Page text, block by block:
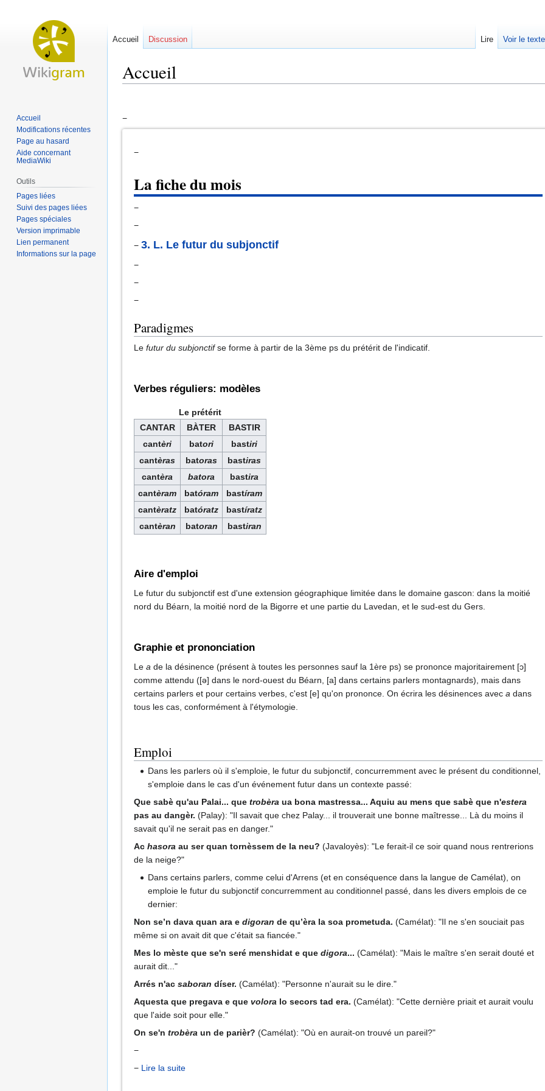
Accueil
la
la
−
−
La fiche du mois
−
−
−3. L. Le futur du subjonctif
−
−
−
Paradigmes
Lefutur du subjonctifse forme à partir de la 3ème ps du prétérit de l'indicatif.
Verbes réguliers: modèles
Le prétérit
CANTAR
BÀTER
BASTIR
cantèri batori bastiri
cantèras batoras bastiras
cantèra batora bastira
cantèram batóram bastíram
cantèratz batóratz bastíratz
cantèran batoran bastiran
Aire d'emploi
Le futur du subjonctif est d'une extension géographique limitée dans le domaine gascon: dans la moitié
nord du Béarn, la moitié nord de la Bigorre et une partie du Lavedan, et le sud-est du Gers.
Graphie et prononciation
Lea de la désinence (présent à toutes les personnes sauf la 1ère ps) se prononce majoritairement [ɔ]
comme attendu ([ə] dans le nord-ouest du Béarn, [a] dans certains parlers montagnards), mais dans
certains parlers et pour certains verbes, c'est [e] qu'on prononce. On écrira les désinences aveca dans
tous les cas, conformément à l'étymologie.
Emploi
Dans les parlers où il s'emploie, le futur du subjonctif, concurremment avec le présent du conditionnel,
s'emploie dans le cas d'un événement futur dans un contexte passé:
Que sabè qu'au Palai... quetrobèra ua bona mastressa... Aquiu au mens que sabè que n'estera
pas au dangèr. (Palay): "Il savait que chez Palay... il trouverait une bonne maîtresse... Là du moins il
savait qu'il ne serait pas en danger."
Achasora au ser quan tornèssem de la neu? (Javaloyès): "Le ferait-il ce soir quand nous rentrerions
de la neige?"
Dans certains parlers, comme celui d'Arrens (et en conséquence dans la langue de Camélat), on
emploie le futur du subjonctif concurremment au conditionnel passé, dans les divers emplois de ce
dernier:
Non se’n dava quan ara edigoran de qu’èra la soa prometuda. (Camélat): "Il ne s'en souciait pas
même si on avait dit que c'était sa fiancée."
Mes lo mèste que se'n seré menshidat e quedigora... (Camélat): "Mais le maître s'en serait douté et
aurait dit..."
Arrés n'acsaboran díser. (Camélat): "Personne n'aurait su le dire."
Aquesta que pregava e quevolora lo secors tad era. (Camélat): "Cette dernière priait et aurait voulu
que l'aide soit pour elle."
On se'ntrobèra un de parièr? (Camélat): "Où en aurait-on trouvé un pareil?"
−
− Lire la suite
Accueil Discussion Lire Voir le
Accueil
Modifications récentes
Page au hasard
Aide concernant
MediaWiki
Outils
Pages liées
Suivi des pages liées
Pages spéciales
Version imprimable
Lien permanent
Informations sur la page